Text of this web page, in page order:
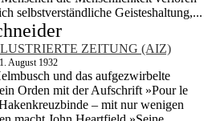
selbstverständliche Geisteshaltung,...
ZEITUNG (AIZ)
August 1932
und das aufgezwirbelte
Orden mit der Aufschrift »Pour le
– mit nur wenigen